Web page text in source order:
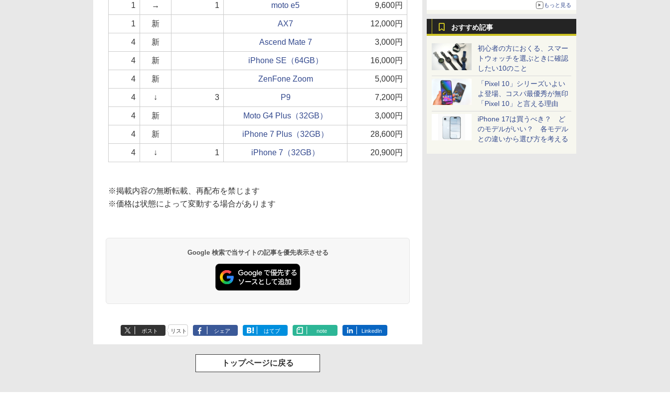
もっと見る
おすすめ記事
初心者の方におくる、スマー
トウォッチを選ぶときに確認
したい10のこと
「Pixel 10」シリーズいよい
よ登場、コスパ最優秀が無印
「Pixel 10」と言える理由
iPhone 17は買うべき？ ど
のモデルがいい？ 各モデル
との違いから選び方を考える
1 → 1 moto e5 9,600円
1 新 AX7 12,000円
4 新 Ascend Mate 7 3,000円
4 新 iPhone SE（64GB） 16,000円
4 新 ZenFone Zoom 5,000円
4 ↓ 3 P9 7,200円
4 新 Moto G4 Plus（32GB） 3,000円
4 新 iPhone 7 Plus（32GB） 28,600円
4 ↓ 1 iPhone 7（32GB） 20,900円
※掲載内容の無断転載、再配布を禁じます
※価格は状態によって変動する場合があります
Google 検索で当サイトの記事を優先表示させる
ポスト リスト シェア はてブ note LinkedIn
トップページに戻る